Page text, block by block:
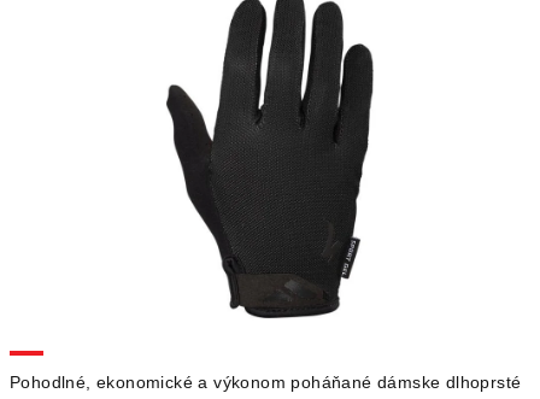
Pohodlné, ekonomické a výkonom poháňané dámske dlhoprsté